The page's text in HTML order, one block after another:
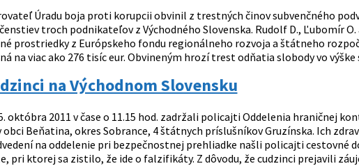
Úradu boja proti korupcii obvinil z trestných činov subvenčného
troch podnikateľov z Východného Slovenska. Rudolf D., Ľubomír
prostriedky z Európskeho fondu regionálneho rozvoja a štátneho
na viac ako 276 tisíc eur. Obvineným hrozí trest odňatia slobody vo výške
na Východnom Slovensku
októbra 2011 v čase o 11.15 hod. zadržali policajti Oddelenia hraničnej
Beňatina, okres Sobrance, 4 štátnych príslušníkov Gruzínska. Ich
na oddelenie pri bezpečnostnej prehliadke našli policajti cestovné
pri ktorej sa zistilo, že ide o falzifikáty. Z dôvodu, že cudzinci prejavili